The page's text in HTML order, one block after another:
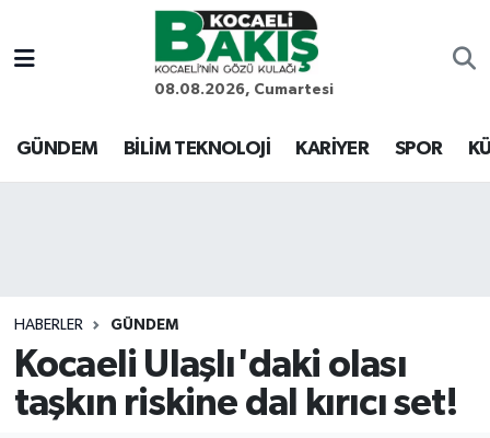
08.08.2026, Cumartesi
GÜNDEM BİLİM TEKNOLOJİ KARİYER SPOR
HABERLER GÜNDEM
Kocaeli Ulaşlı'daki olası
taşkın riskine dal kırıcı set!
Kocaeli Nöbetçi Eczaneler
Kocaeli Hava Durumu
Son Dakika Haberleri
Haber Arşivi